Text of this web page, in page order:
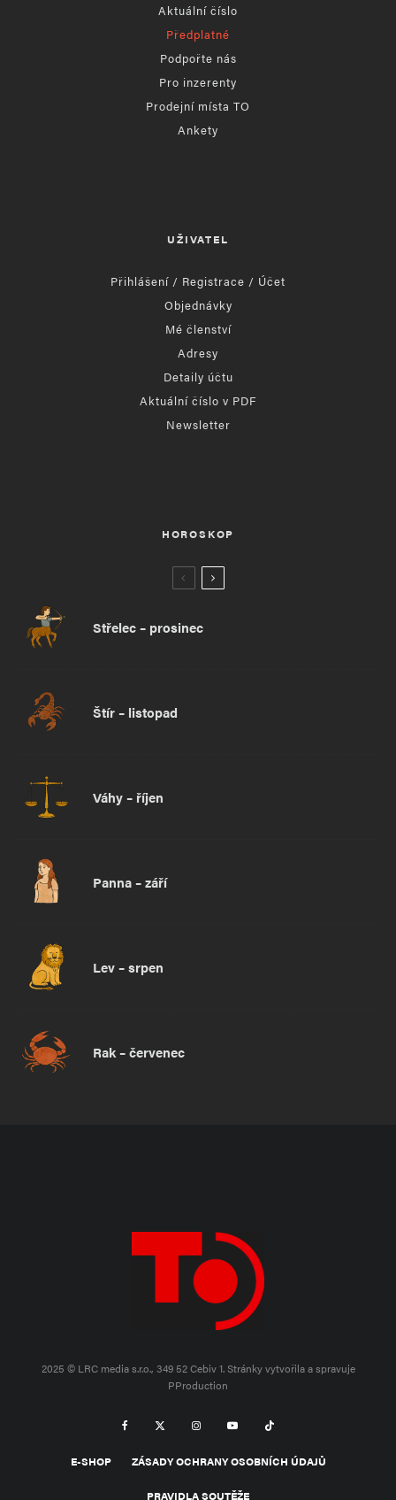
Aktuální číslo
Předplatné
Podpořte nás
Pro inzerenty
Prodejní místa TO
Ankety
UŽIVATEL
Přihlášení / Registrace / Účet
Objednávky
Mé členství
Adresy
Detaily účtu
Aktuální číslo v PDF
Newsletter
HOROSKOP
Střelec – prosinec
Štír – listopad
Váhy – říjen
Panna – září
Lev – srpen
Rak – červenec
2025 © LRC media s.r.o., 349 52 Cebiv 1.Stránky vytvořila a spravuje
PProduction
E-SHOP ZÁSADY OCHRANY OSOBNÍCH ÚDAJŮ
PRAVIDLA SOUTĚŽE